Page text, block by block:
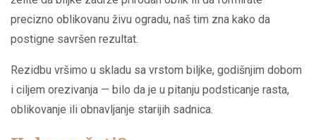
precizno oblikovanu živu ogradu, naš tim zna kako da
postigne savršen rezultat.
Rezidbu vršimo u skladu sa vrstom biljke, godišnjim dobom
i ciljem orezivanja — bilo da je u pitanju podsticanje rasta,
oblikovanje ili obnavljanje starijih sadnica.